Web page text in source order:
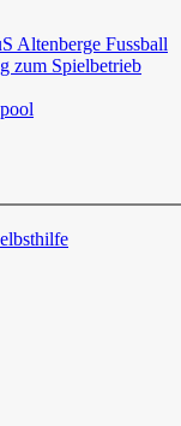
Altenberge Fussball
zum Spielbetrieb